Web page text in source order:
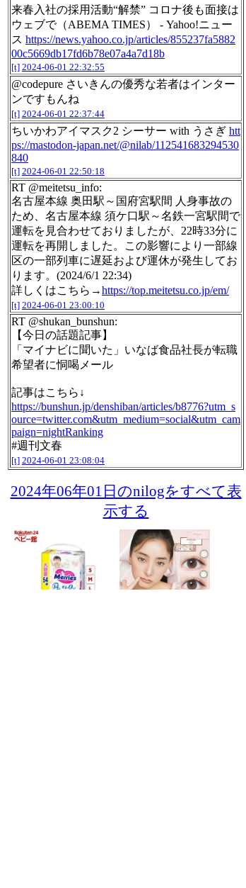
来春入社の採用活動“解禁” コロナ後も面接は
ウェブで（ABEMA TIMES） - Yahoo!ニュー
ス https://news.yahoo.co.jp/articles/855237fa5882
00c5669db17fd6b78e07a4a7d18b
[t] 2024-06-01 22:32:55
@codepure さいきんの優秀な若者はインター
ンですもんね
[t] 2024-06-01 22:37:44
ちいかわアイマスク2 シーサー with うさぎ htt
ps://mastodon-japan.net/@nilab/112541683294530
840
[t] 2024-06-01 22:50:18
RT @meitetsu_info:
名古屋本線 奥田駅～国府宮駅間 人身事故の
ため、名古屋本線 須ケ口駅～名鉄一宮駅間で
運転を見合わせておりましたが、22時33分に
運転を再開しました。この影響により一部線
区の一部列車に遅延および運休が発生してお
ります。(2024/6/1 22:34)
詳しくはこちら→https://top.meitetsu.co.jp/em/
[t] 2024-06-01 23:00:10
RT @shukan_bunshun:
【今日の話題記事】
「マイナビに聞いた」いなば食品社長が転職
希望者に恫喝メール
記事はこちら↓
https://bunshun.jp/denshiban/articles/b8776?utm_s
ource=twitter.com&utm_medium=social&utm_cam
paign=nightRanking
#週刊文春
[t] 2024-06-01 23:08:04
2024年06年01日のnilogをすべて表
示する